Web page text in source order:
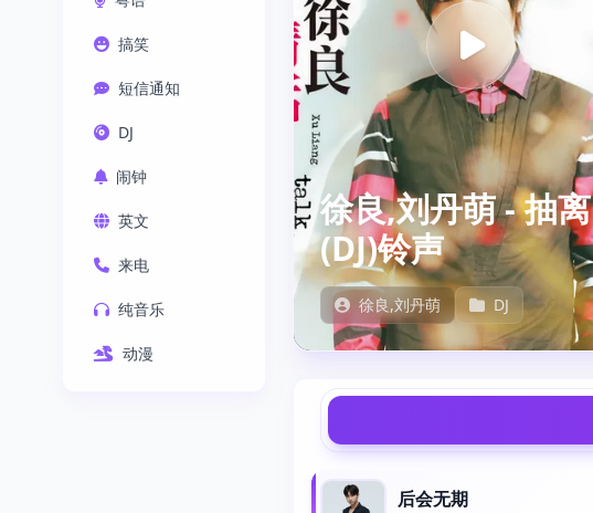
搞笑
短信通知
DJ
闹钟
英文
来电
纯音乐
动漫
徐良,刘丹萌 - 抽离
(DJ)铃声
徐良,刘丹萌 DJ
后会无期